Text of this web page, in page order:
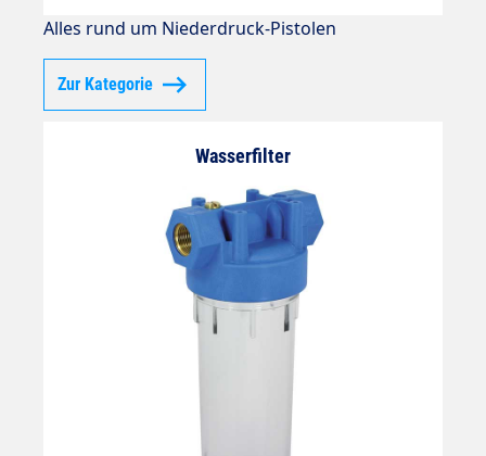
Alles rund um Niederdruck-Pistolen
Zur Kategorie
Wasserfilter